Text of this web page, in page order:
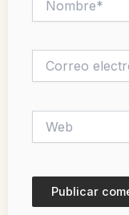
electrónico*